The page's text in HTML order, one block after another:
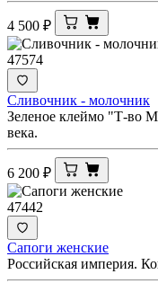
4 500 ₽
47574
Сливочник - молочник
Зеленое клеймо "Т-во
века.
6 200 ₽
47442
Сапоги женские
Российская империя.